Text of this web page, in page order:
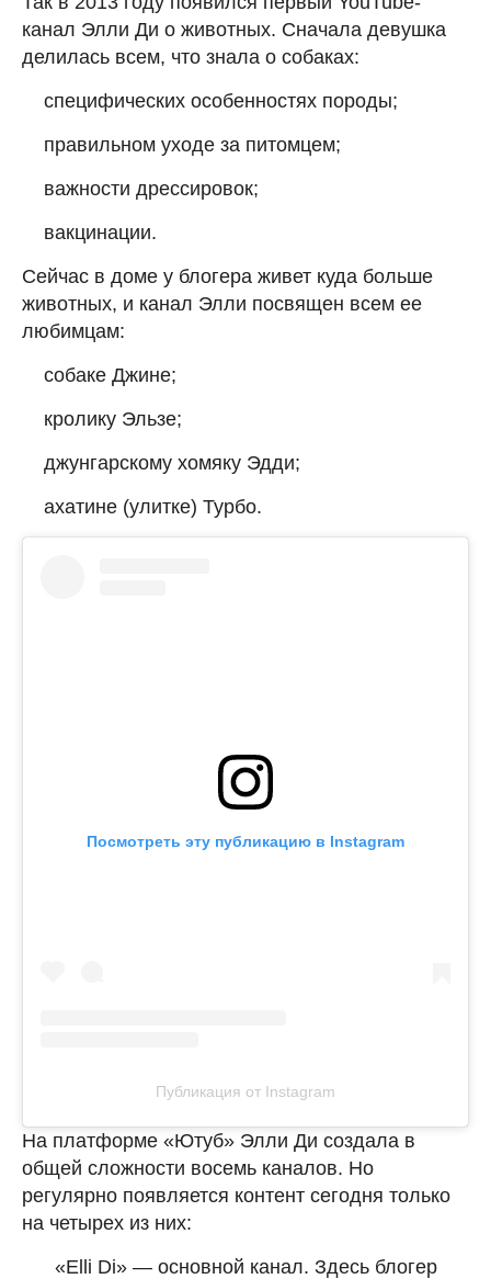
канал Элли Ди о животных. Сначала девушка
делилась всем, что знала о собаках:
специфических особенностях породы;
правильном уходе за питомцем;
важности дрессировок;
вакцинации.
Сейчас в доме у блогера живет куда больше
животных, и канал Элли посвящен всем ее
любимцам:
собаке Джине;
кролику Эльзе;
джунгарскому хомяку Эдди;
ахатине (улитке) Турбо.
Посмотреть эту публикацию в Instagram
Публикация от Instagram
На платформе «Ютуб» Элли Ди создала в
общей сложности восемь каналов. Но
регулярно появляется контент сегодня только
на четырех из них:
«Elli Di» — основной канал. Здесь блогер